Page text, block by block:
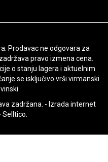
Prodavac ne odgovara za
pravo izmena cena.
o stanju lagera i aktuelnim
se isključivo vrši virmanski
zadržana. - Izrada internet
Selltico.